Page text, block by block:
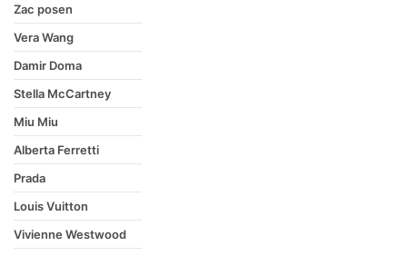
Zac posen
Vera Wang
Damir Doma
Stella McCartney
Miu Miu
Alberta Ferretti
Prada
Louis Vuitton
Vivienne Westwood